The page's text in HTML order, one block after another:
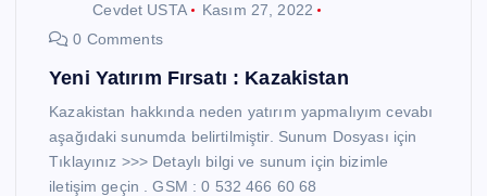
Cevdet USTA
Kasım 27, 2022
0 Comments
Yeni Yatırım Fırsatı : Kazakistan
Kazakistan hakkında neden yatırım yapmalıyım cevabı
aşağıdaki sunumda belirtilmiştir. Sunum Dosyası için
Tıklayınız >>> Detaylı bilgi ve sunum için bizimle
iletişim geçin . GSM : 0 532 466 60 68